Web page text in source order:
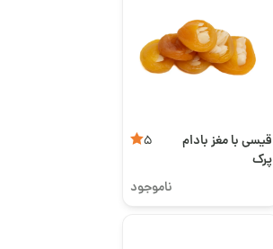
قیسی با مغز بادام
پرک
5
ناموجود